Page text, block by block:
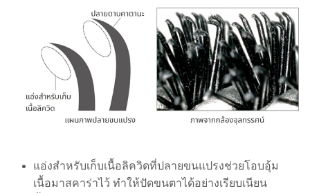
แอ่งสำหรับเก็บเนื้อลิควิดที่ปลายขนแปรงช่วยโอบอุ้ม
เนื้อมาสคาร่าไว้ ทำให้ปัดขนตาได้อย่างเรียบเนียน